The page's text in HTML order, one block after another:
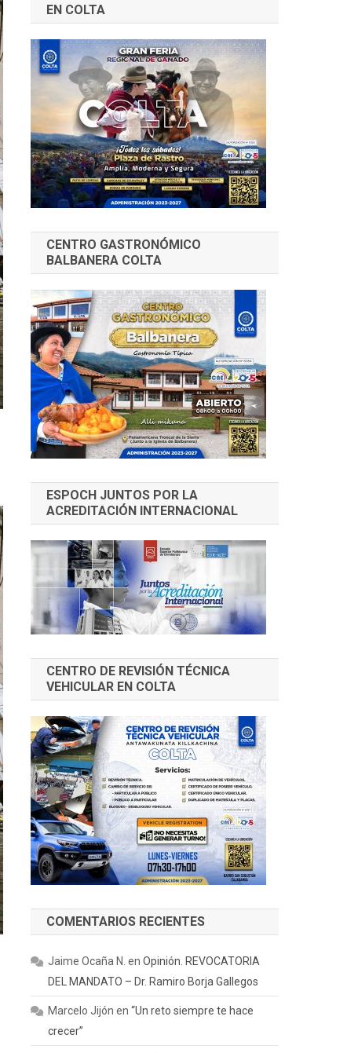
EN COLTA
CENTRO GASTRONÓMICO
BALBANERA COLTA
ESPOCH JUNTOS POR LA
ACREDITACIÓN INTERNACIONAL
CENTRO DE REVISIÓN TÉCNICA
VEHICULAR EN COLTA
COMENTARIOS RECIENTES
Jaime Ocaña N. enOpinión. REVOCATORIA
DEL MANDATO – Dr. Ramiro Borja Gallegos
Marcelo Jijón en“Un reto siempre te hace
crecer”